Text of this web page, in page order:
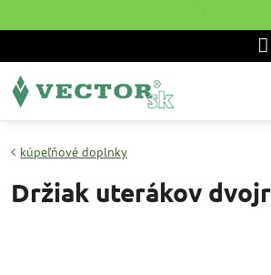
˙
kúpeľňové doplnky
Držiak uterákov